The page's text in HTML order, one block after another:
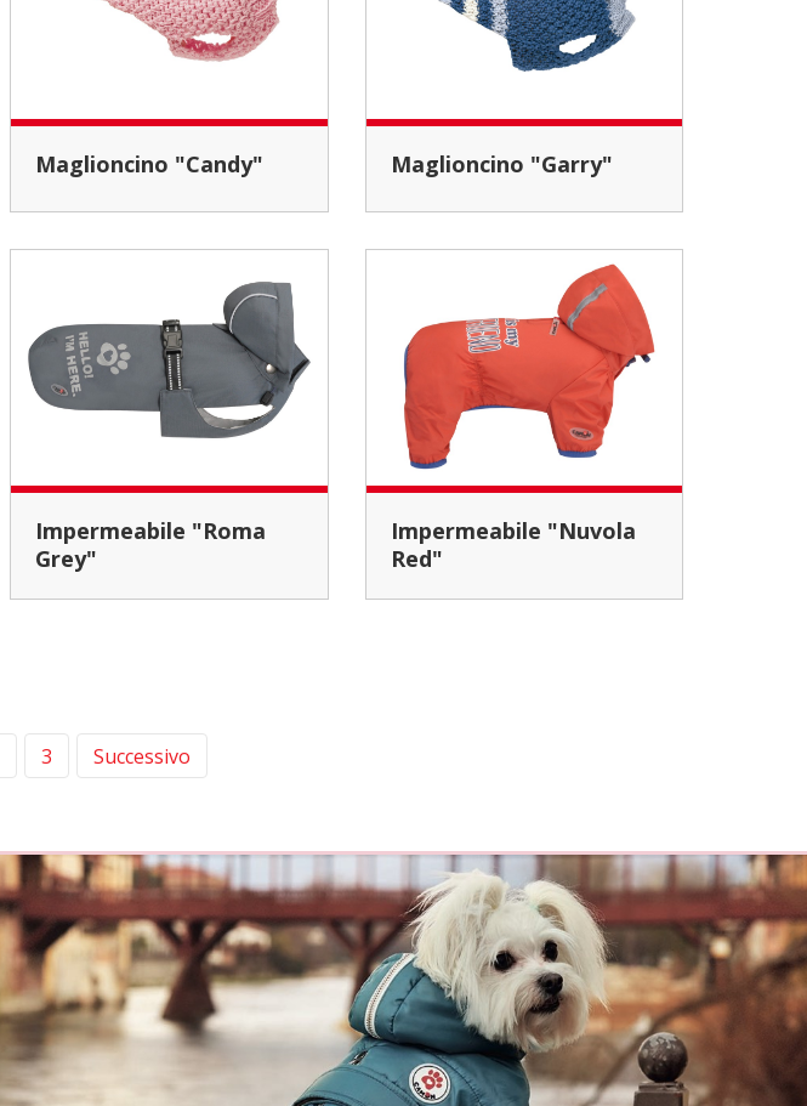
Maglioncino "Candy" Maglioncino "Garry"
Impermeabile "Roma
Grey"
Impermeabile "Nuvola
Red"
3 Successivo